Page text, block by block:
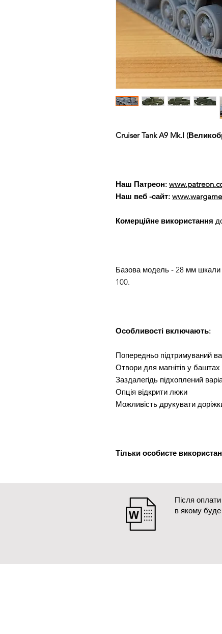
Cruiser Tank A9 Mk.I
Наш Патреон:
Наш веб -сайт:
Комерційне використання
Базова модель - 28 мм шкали
100.
Особливості включають:
Попередньо підтримуваний
Отвори для магнітів у баштах
Заздалегідь підхоплений
Опція відкрити люки
Можливість друкувати
Тільки особисте
Після
в якому